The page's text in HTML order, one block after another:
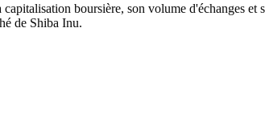
boursière, son volume d'échanges
de Shiba Inu.